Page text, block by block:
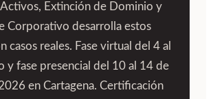
Activos, Extinción de Dominio y
Corporativo desarrolla estos
casos reales. Fase virtual del 4 al
y fase presencial del 10 al 14 de
en Cartagena. Certificación